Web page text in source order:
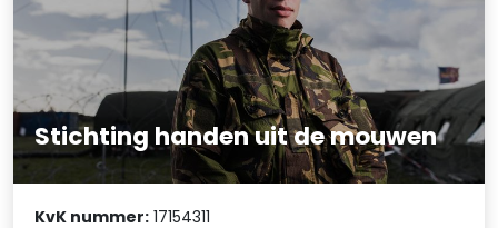
Stichting handen uit de mouwen
KvK nummer: 17154311